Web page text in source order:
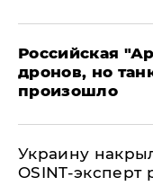
​Российская
дронов, но
произошло
​Украину
OSINT-эксперт